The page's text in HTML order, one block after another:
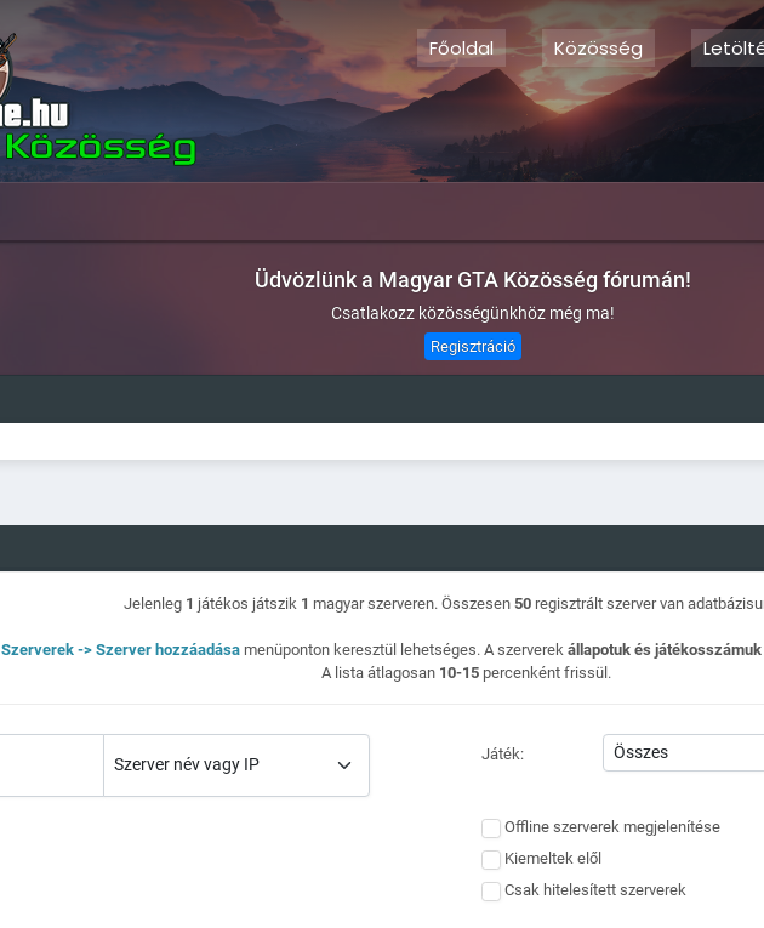
Főoldal Közösség
Üdvözlünk a Magyar GTA Közösség fórumán!
Csatlakozz közösségünkhöz még ma!
Regisztráció
Jelenleg 1 játékos játszik 1 magyar szerveren. Összesen50 regisztrált szerver van
Szerverek -> Szerver hozzáadásamenüponton keresztül lehetséges. A szerverek állapotuk és játékosszámuk
A lista átlagosan 10-15 percenként frissül.
Játék:
Offline szerverek megjelenítése
Kiemeltek elől
Csak hitelesített szerverek